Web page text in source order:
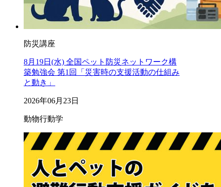
防災講座
8月19日(水) 全国ペット防災ネットワーク構
築勉強会 第1回「災害時の支援活動の仕組み
と動き」
2026年06月23日
動物行動学